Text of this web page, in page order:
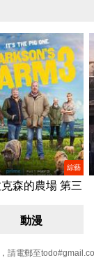
綜藝
森的農場 第三
3動漫
請電郵至